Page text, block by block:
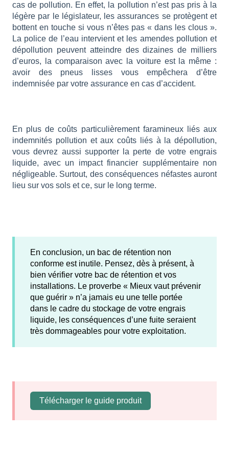
cas de pollution. En effet, la pollution n’est pas pris à la
légère par le législateur, les assurances se protègent et
bottent en touche si vous n’êtes pas « dans les clous ».
La police de l’eau intervient et les amendes pollution et
dépollution peuvent atteindre des dizaines de milliers
d’euros, la comparaison avec la voiture est la même :
avoir des pneus lisses vous empêchera d’être
indemnisée par votre assurance en cas d’accident.
En plus de coûts particulièrement faramineux liés aux
indemnités pollution et aux coûts liés à la dépollution,
vous devrez aussi supporter la perte de votre engrais
liquide, avec un impact financier supplémentaire non
négligeable. Surtout, des conséquences néfastes auront
lieu sur vos sols et ce, sur le long terme.
En conclusion, un bac de rétention non
conforme est inutile. Pensez, dès à présent, à
bien vérifier votre bac de rétention et vos
installations. Le proverbe « Mieux vaut prévenir
que guérir » n’a jamais eu une telle portée
dans le cadre du stockage de votre engrais
liquide, les conséquences d’une fuite seraient
très dommageables pour votre exploitation.
Télécharger le guide produit